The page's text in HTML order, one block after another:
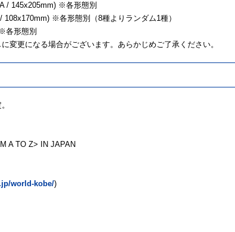
/ 145x205mm) ※各形態別
※各形態別（8種よりランダム1種）
各形態別
変更になる場合がございます。あらかじめご了承ください。
A TO Z> IN JAPAN
world-kobe/)